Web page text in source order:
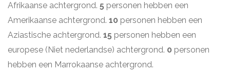
Afrikaanse achtergrond. 5 personen hebben een
Amerikaanse achtergrond. 10 personen hebben een
Aziastische achtergrond. 15 personen hebben een
europese (Niet nederlandse) achtergrond. 0 personen
hebben een Marrokaanse achtergrond.